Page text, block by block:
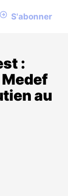
S'abonner
:
au